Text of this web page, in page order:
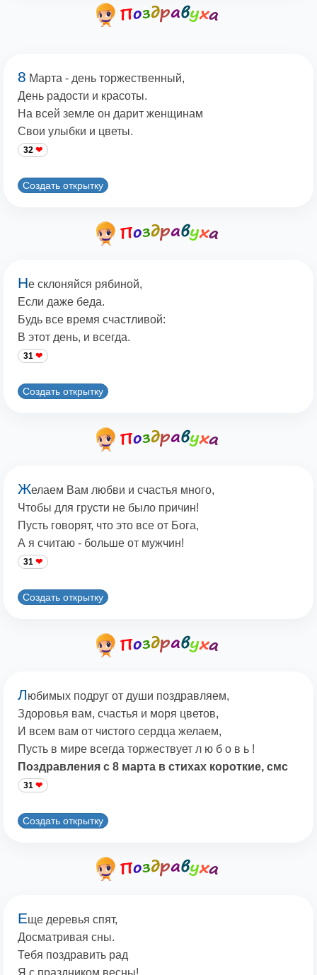
8 Марта - день торжественный,
День радости и красоты.
На всей земле он дарит женщинам
Свои улыбки и цветы.
32
Создать открытку
Не склоняйся рябиной,
Если даже беда.
Будь все время счастливой:
В этот день, и всегда.
31
Создать открытку
Желаем Вам любви и счастья много,
Чтобы для грусти не было причин!
Пусть говорят, что это все от Бога,
А я считаю - больше от мужчин!
31
Создать открытку
Любимых подруг от души поздравляем,
Здоровья вам, счастья и моря цветов,
И всем вам от чистого сердца желаем,
Пусть в мире всегда торжествует л ю б о в ь !
Поздравления с 8 марта в стихах короткие, смс
31
Создать открытку
Еще деревья спят,
Досматривая сны.
Тебя поздравить рад
Я с праздником весны!